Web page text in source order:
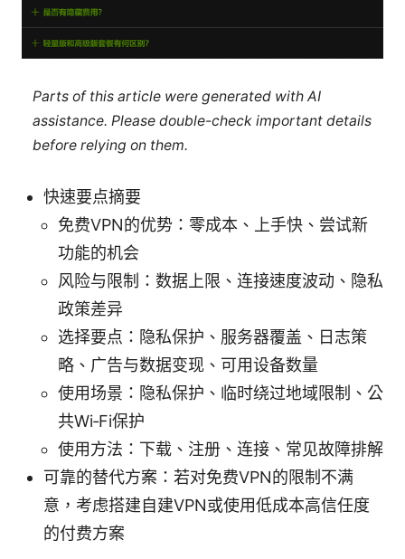
Parts of this article were generated with AI
assistance. Please double-check important details
before relying on them.
快速要点摘要
免费VPN的优势：零成本、上手快、尝试新
功能的机会
风险与限制：数据上限、连接速度波动、隐私
政策差异
选择要点：隐私保护、服务器覆盖、日志策
略、广告与数据变现、可用设备数量
使用场景：隐私保护、临时绕过地域限制、公
共Wi‑Fi保护
使用方法：下载、注册、连接、常见故障排解
可靠的替代方案：若对免费VPN的限制不满
意，考虑搭建自建VPN或使用低成本高信任度
的付费方案